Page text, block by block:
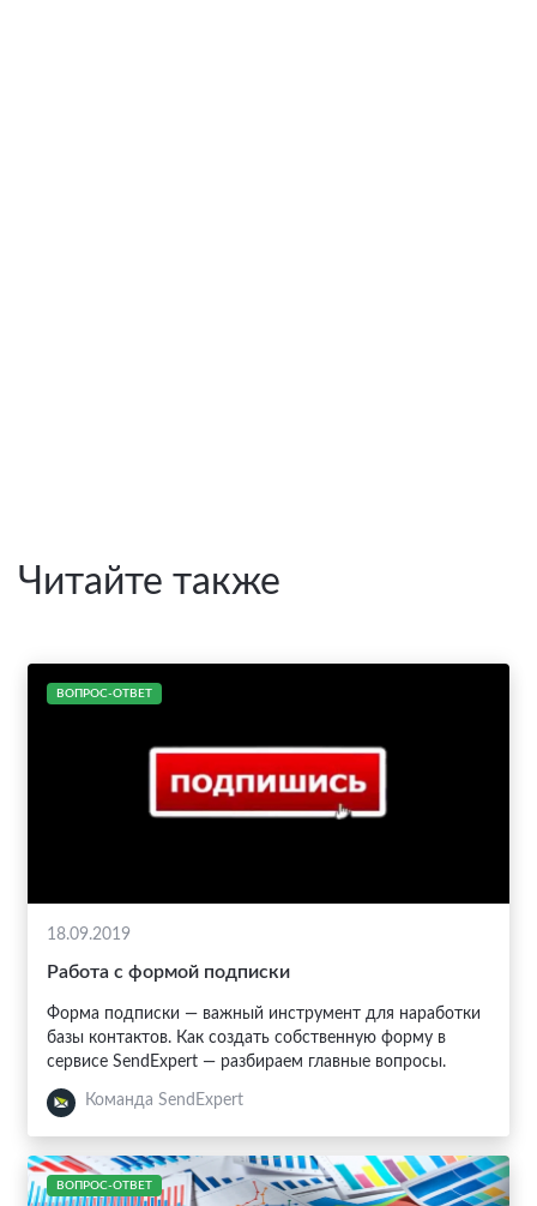
Читайте также
ВОПРОС-ОТВЕТ
18.09.2019
Работа с формой подписки
Форма подписки — важный инструмент для наработки
базы контактов. Как создать собственную форму в
сервисе SendExpert — разбираем главные вопросы.
Команда SendExpert
ВОПРОС-ОТВЕТ